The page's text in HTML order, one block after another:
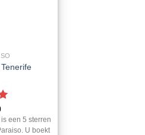
een 5 sterren
U boekt